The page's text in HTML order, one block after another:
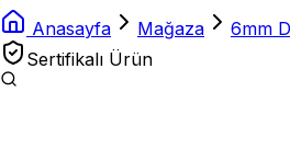
Anasayfa Mağaza 6mm
Sertifikalı Ürün